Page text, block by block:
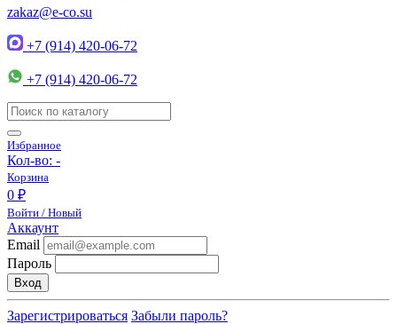
zakaz@e-co.su
+7 (914) 420-06-72
+7 (914) 420-06-72
Избранное
Кол-во: -
Корзина
0 ₽
Войти / Новый
Аккаунт
Email
Пароль
Вход
Зарегистрироваться Забыли пароль?